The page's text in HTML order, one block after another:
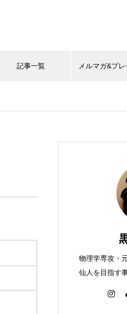
記事一覧 メルマガ&プレ
物理学専攻・
仙人を目指す